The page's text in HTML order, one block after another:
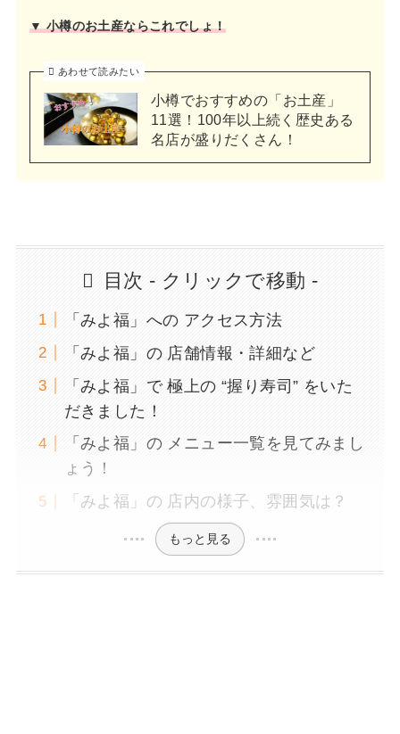
▼ 小樽のお土産ならこれでしょ！
あわせて読みたい
小樽でおすすめの「お土産」
11選！100年以上続く歴史ある
名店が盛りだくさん！
目次 - クリックで移動 -
「みよ福」への アクセス方法
「みよ福」の 店舗情報・詳細など
「みよ福」で 極上の “握り寿司” をいた
だきました！
「みよ福」の メニュー一覧を見てみまし
ょう！
「みよ福」の 店内の様子、雰囲気は？
もっと見る